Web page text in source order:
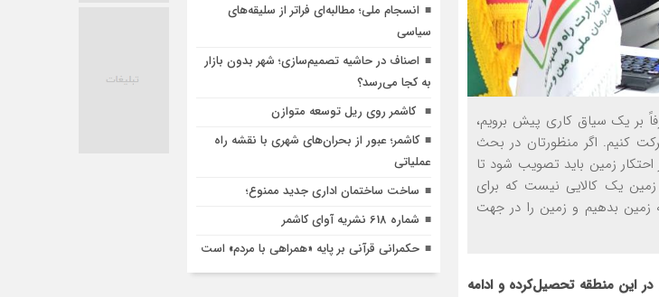
بر یک سیاق کاری پیش برویم،
کنیم. اگر منظورتان در بحث
زمین باید تصویب شود تا
یک کالایی نیست که برای
زمین بدهیم و زمین را در جهت
این منطقه تحصیل‌کرده و ادامه
انسجام ملی؛ مطالبه‌ای فراتر از سلیقه‌های
سیاسی
اصناف در حاشیه تصمیم‌سازی؛ شهر بدون بازار
به کجا می‌رسد؟
کاشمر روی ریل توسعه متوازن
کاشمر؛ عبور از بحران‌های شهری با نقشه راه
عملیاتی
ساخت ساختمان اداری جدید ممنوع؛
شماره 618 نشریه آوای کاشمر
حکمرانی قرآنی بر پایه «همراهی با مردم» است